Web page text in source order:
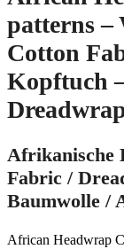
patterns –
Cotton
Kopftuch
Afrikanische
Fabric /
Baumwolle /
African Headwrap